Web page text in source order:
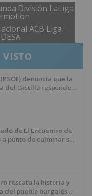
División LaLiga
ACB Liga
VISTO
denuncia que la
del Castillo responde a
de El Encuentro de
a punto de culminar su
rescata la historia y
del pueblo burgalés de